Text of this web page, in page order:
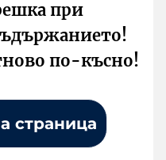
при
по-късно!
страница